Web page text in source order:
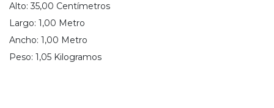
Alto:35,00 Centímetros
Largo: 1,00 Metro
Ancho: 1,00 Metro
Peso: 1,05 Kilogramos